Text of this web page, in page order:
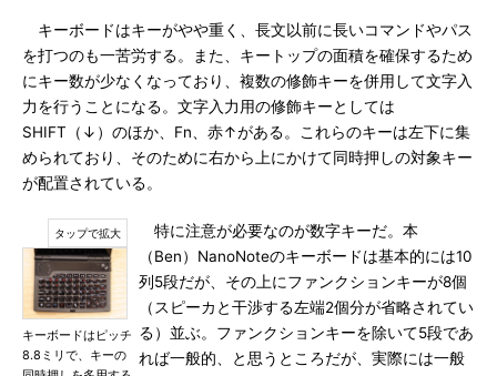
キーボードはキーがやや重く、長文以前に長いコマンドやパス
を打つのも一苦労する。また、キートップの面積を確保するため
にキー数が少なくなっており、複数の修飾キーを併用して文字入
力を行うことになる。文字入力用の修飾キーとしては
SHIFT（↓）のほか、Fn、赤↑がある。これらのキーは左下に集
められており、そのために右から上にかけて同時押しの対象キー
が配置されている。
キーボードはピッチ
8.8ミリで、キーの
特に注意が必要なのが数字キーだ。本
（Ben）NanoNoteのキーボードは基本的には10
列5段だが、その上にファンクションキーが8個
（スピーカと干渉する左端2個分が省略されてい
る）並ぶ。ファンクションキーを除いて5段であ
れば一般的、と思うところだが、実際には一般